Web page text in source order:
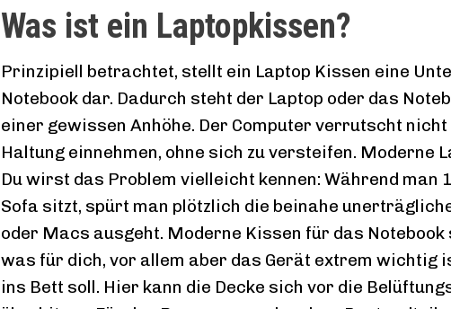
Was ist ein Laptopkissen?
Prinzipiell betrachtet, stellt ein Laptop Kissen eine
Notebook dar. Dadurch steht der Laptop oder das
einer gewissen Anhöhe. Der Computer verrutscht
Haltung einnehmen, ohne sich zu versteifen. Moderne
Du wirst das Problem vielleicht kennen: Während man
Sofa sitzt, spürt man plötzlich die beinahe
oder Macs ausgeht. Moderne Kissen für das
was für dich, vor allem aber das Gerät extrem wichtig
ins Bett soll. Hier kann die Decke sich vor die